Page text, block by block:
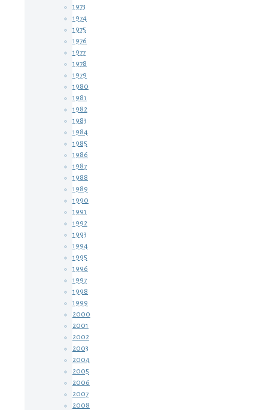
1973
1974
1975
1976
1977
1978
1979
1980
1981
1982
1983
1984
1985
1986
1987
1988
1989
1990
1991
1992
1993
1994
1995
1996
1997
1998
1999
2000
2001
2002
2003
2004
2005
2006
2007
2008